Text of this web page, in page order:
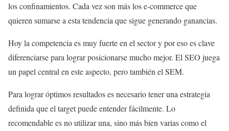
los confinamientos. Cada vez son más los e-commerce que
quieren sumarse a esta tendencia que sigue generando ganancias.
Hoy la competencia es muy fuerte en el sector y por eso es clave
diferenciarse para lograr posicionarse mucho mejor. El SEO juega
un papel central en este aspecto, pero también el SEM.
Para lograr óptimos resultados es necesario tener una estrategia
definida que el target puede entender fácilmente. Lo
recomendable es no utilizar una, sino más bien varias como el